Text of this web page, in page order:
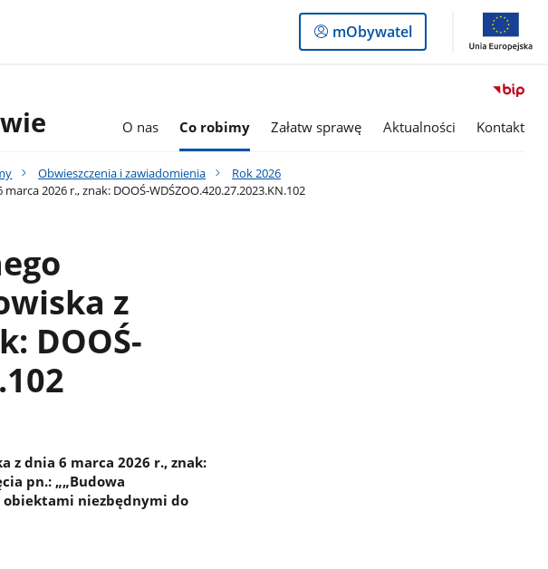
Logowanie
do
mObywatel
O nas Co robimy Załatw sprawę Aktualności Kontakt
Obwieszczenia i zawiadomienia
Rok 2026
2026 r., znak: DOOŚ-WDŚZOO.420.27.2023.KN.102
z
DOOŚ-
z dnia 6 marca 2026 r., znak:
pn.: „„Budowa
obiektami niezbędnymi do